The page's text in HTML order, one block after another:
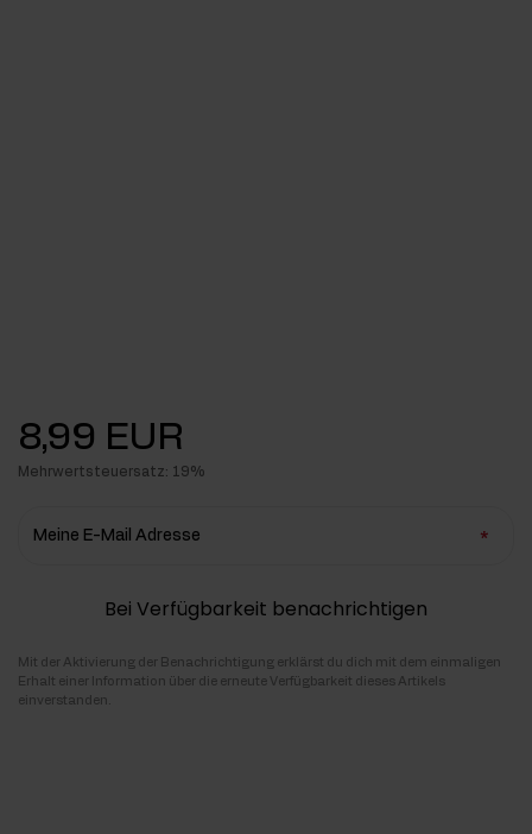
8,99 EUR
Mehrwertsteuersatz: 19%
Meine E-Mail Adresse
Bei Verfügbarkeit benachrichtigen
Mit der Aktivierung der Benachrichtigung erklärst du dich mit dem einmaligen
Erhalt einer Information über die erneute Verfügbarkeit dieses Artikels
einverstanden.